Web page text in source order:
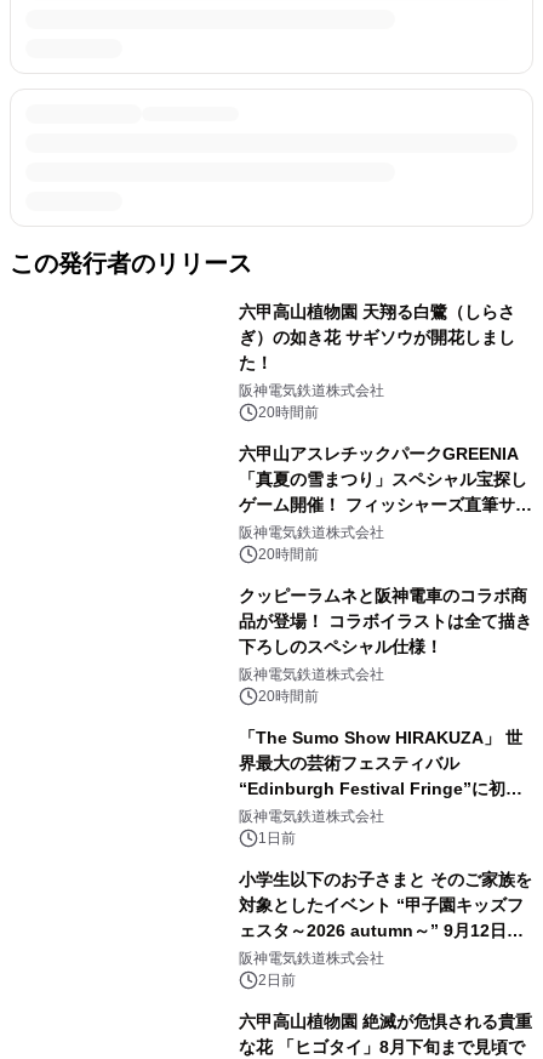
この発行者のリリース
六甲高山植物園 天翔る白鷺（しらさ
ぎ）の如き花 サギソウが開花しまし
た！
阪神電気鉄道株式会社
20時間前
六甲山アスレチックパークGREENIA
「真夏の雪まつり」スペシャル宝探し
ゲーム開催！ フィッシャーズ直筆サイ
ン色紙など豪華景品が登場！
阪神電気鉄道株式会社
20時間前
クッピーラムネと阪神電車のコラボ商
品が登場！ コラボイラストは全て描き
下ろしのスペシャル仕様！
阪神電気鉄道株式会社
20時間前
「The Sumo Show HIRAKUZA」 世
界最大の芸術フェスティバル
“Edinburgh Festival Fringe”に初出
演！ ～豪州公演で“Pick of the
Week”を受賞した 相撲エンタテイン
阪神電気鉄道株式会社
1日前
小学生以下のお子さまと そのご家族を
対象としたイベント “甲子園キッズフ
ェスタ～2026 autumn～” 9月12日
（土）開催決定！ ～はたらくくるまが
阪神甲子園球場に大集合！～
阪神電気鉄道株式会社
2日前
六甲高山植物園 絶滅が危惧される貴重
な花 「ヒゴタイ」8月下旬まで見頃で